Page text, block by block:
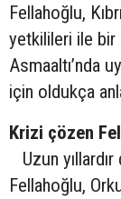
Fellahoğlu,
yetkilileri ile bir
Asmaaltı’nda
için oldukça
Krizi çözen
Uzun yıllardır
Fellahoğlu,